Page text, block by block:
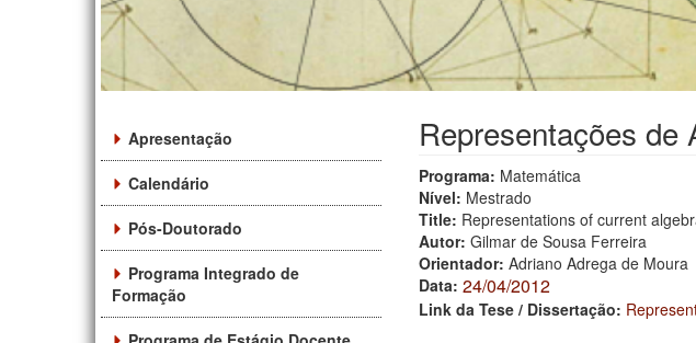
Apresentação
Calendário
Pós-Doutorado
Programa Integrado de
Formação
Representações de
Programa: Matemática
Nível: Mestrado
Title: Representations of current
Autor: Gilmar de Sousa Ferreira
Orientador: Adriano Adrega de Moura
Data: 24/04/2012
Link da Tese / Dissertação: